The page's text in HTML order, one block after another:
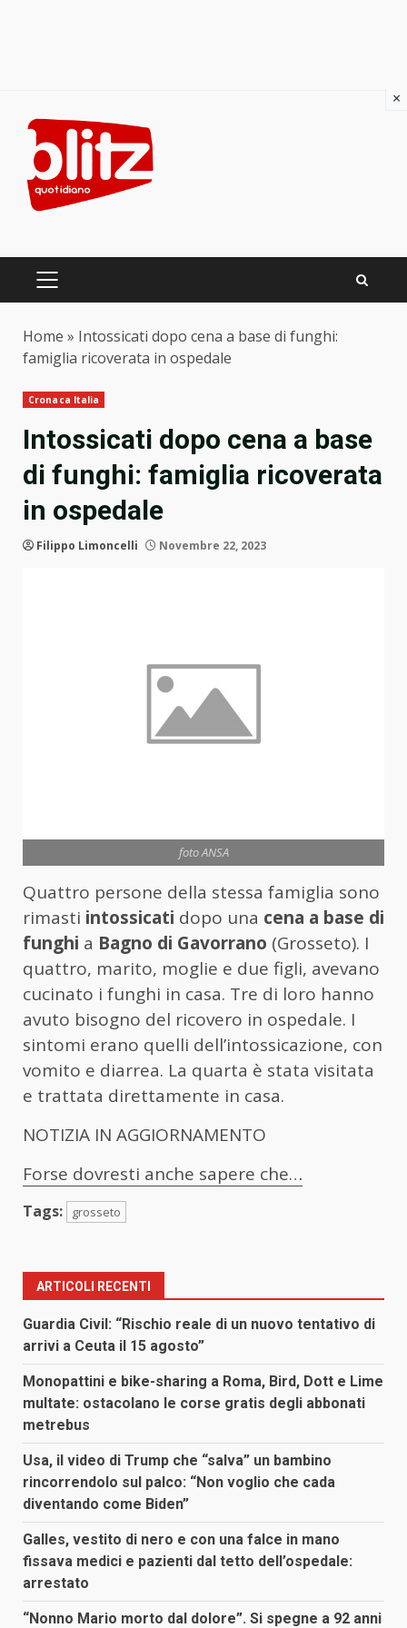
content
PRIMARY
Home » Intossicati dopo cena a base di funghi:
famiglia ricoverata in ospedale
Cronaca Italia
Intossicati dopo cena a base
di funghi: famiglia ricoverata
in ospedale
Filippo Limoncelli Novembre 22, 2023
foto ANSA
Quattro persone della stessa famiglia sono
rimasti intossicati dopo una cena a base di
funghi a Bagno di Gavorrano (Grosseto). I
quattro, marito, moglie e due figli, avevano
cucinato i funghi in casa. Tre di loro hanno
avuto bisogno del ricovero in ospedale. I
sintomi erano quelli dell’intossicazione, con
vomito e diarrea. La quarta è stata visitata
e trattata direttamente in casa.
NOTIZIA IN AGGIORNAMENTO
Forse dovresti anche sapere che…
Tags: grosseto
ARTICOLI RECENTI
Guardia Civil: “Rischio reale di un nuovo tentativo di
arrivi a Ceuta il 15 agosto”
Monopattini e bike-sharing a Roma, Bird, Dott e Lime
multate: ostacolano le corse gratis degli abbonati
metrebus
Usa, il video di Trump che “salva” un bambino
rincorrendolo sul palco: “Non voglio che cada
diventando come Biden”
Galles, vestito di nero e con una falce in mano
fissava medici e pazienti dal tetto dell’ospedale:
arrestato
“Nonno Mario morto dal dolore”. Si spegne a 92 anni
×